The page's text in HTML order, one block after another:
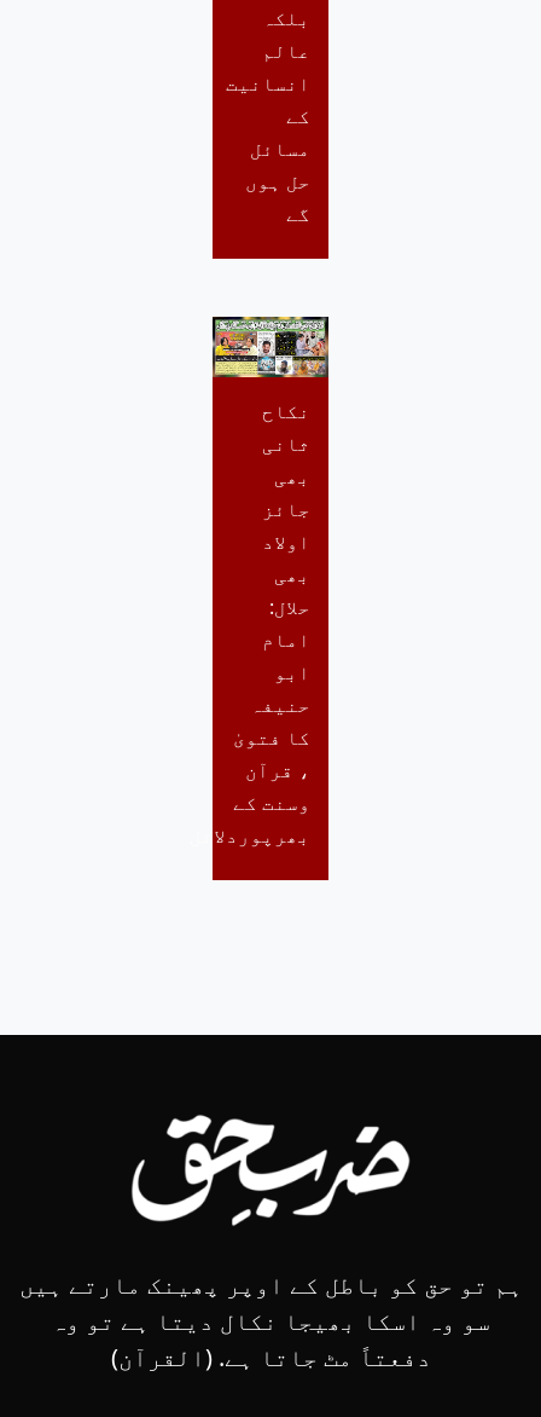
بلکہ
عالم
انسانیت
کے
مسائل
حل ہوں
گے
نکاح
ثانی
بھی
جائز
اولاد
بھی
حلال:
امام
ابو
حنیفہ
کا فتویٰ
، قرآن
وسنت کے
بھرپوردلائل
ہم تو حق کو باطل کے اوپر پھینک مارتے ہیں
سو وہ اسکا بھیجا نکال دیتا ہے تو وہ
دفعتاً مٹ جاتا ہے. (القرآن)